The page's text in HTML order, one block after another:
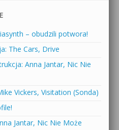
– obudzili potwora!
The Cars, Drive
Anna Jantar, Nic Nie
Vickers, Visitation (Sonda)
Jantar, Nic Nie Może